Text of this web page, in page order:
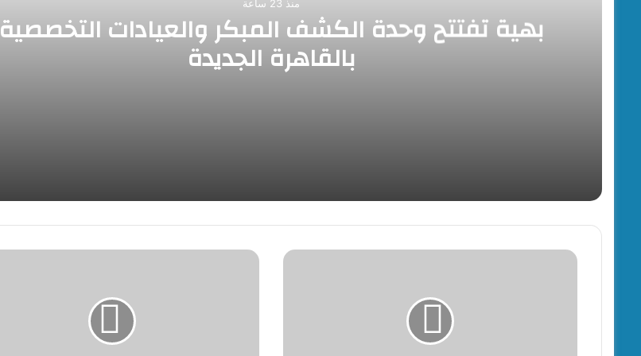
منذ 23 ساعة
بهية تفتتح وحدة الكشف المبكر والعيادات التخصصية
بالقاهرة الجديدة
12 أغسط…فتح باب التقديم لحج القرعة محافظ
البيت